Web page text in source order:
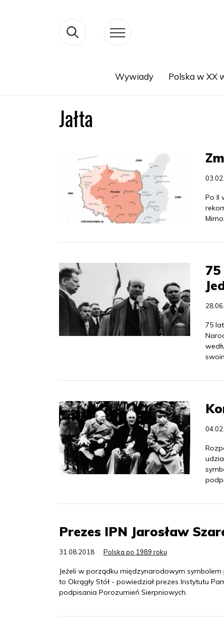
Wywiady Polska w XX
Jałta
Po II
75
Prezes IPN Jarosław
31.08.2018 Polska po 1989 roku
Jeżeli w porządku międzynarodowym
to Okrągły Stół - powiedział prezes Instytutu
podpisania Porozumień Sierpniowych.